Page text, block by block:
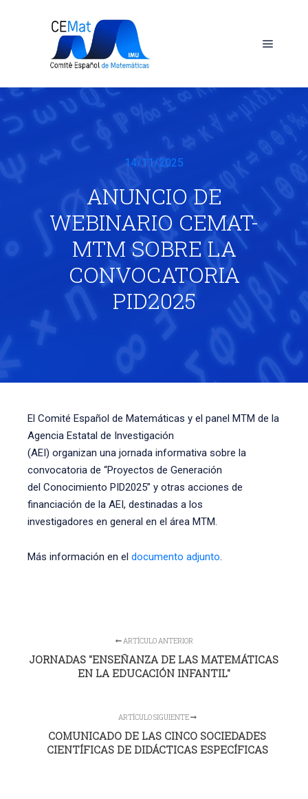
14/11/2025
ANUNCIO DE
WEBINARIO CEMAT-
MTM SOBRE LA
CONVOCATORIA
PID2025
El Comité Español de Matemáticas y el panel MTM de la
Agencia Estatal de Investigación
(AEI) organizan una jornada informativa sobre la
convocatoria de “Proyectos de Generación
del Conocimiento PID2025” y otras acciones de
financiación de la AEI, destinadas a los
investigadores en general en el área MTM.
Más información en el documento adjunto
ARTÍCULO ANTERIOR
JORNADAS "ENSEÑANZA DE LAS MATEMÁTICAS
EN LA EDUCACIÓN INFANTIL"
ARTÍCULO SIGUIENTE
COMUNICADO DE LAS CINCO SOCIEDADES
CIENTÍFICAS DE DIDÁCTICAS ESPECÍFICAS